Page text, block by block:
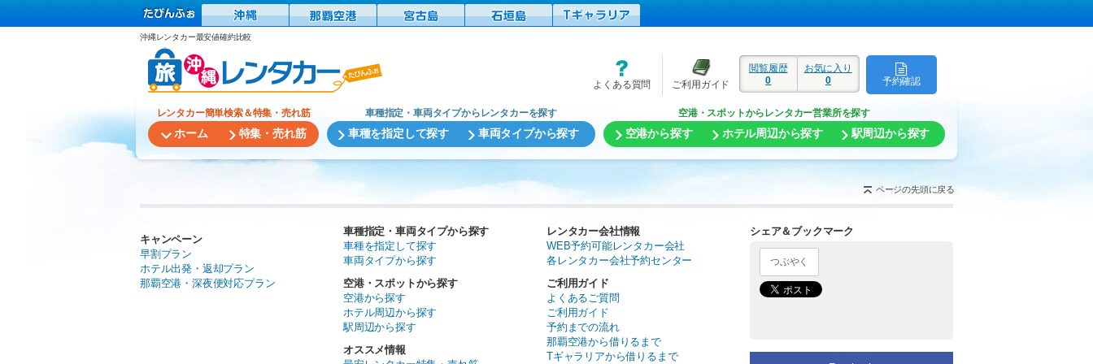
沖縄レンタカー最安値確約比較
予約確認
閲覧履歴
0
お気に入り
0
よくある質問 ご利用ガイド
レンタカー簡単検索＆特集・売れ筋
ホーム 特集・売れ筋
車種指定・車両タイプからレンタカーを探す
車種を指定して探す 車両タイプから探す
空港・スポットからレンタカー営業所を探す
空港から探す ホテル周辺から探す 駅周辺から探す
ページの先頭に戻る
キャンペーン
早割プラン
ホテル出発・返却プラン
那覇空港・深夜便対応プラン
車種指定・車両タイプから探す
車種を指定して探す
車両タイプから探す
空港・スポットから探す
空港から探す
ホテル周辺から探す
駅周辺から探す
オススメ情報
レンタカー会社情報
WEB予約可能レンタカー会社
各レンタカー会社予約センター
ご利用ガイド
よくあるご質問
ご利用ガイド
予約までの流れ
那覇空港から借りるまで
Tギャラリアから借りるまで
シェア＆ブックマーク